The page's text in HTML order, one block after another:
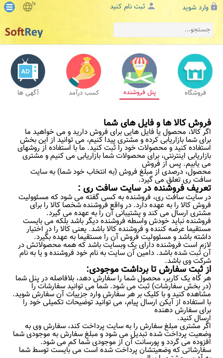
وارد شوید ثبت نام کنید fa
فروشگاه پنل فروشنده کسب درآمد آگهی ها
فروش کالا ها و فایل های شما
اگر کالا، محصول یا فایل هایی برای فروش دارید و می خواهید ما
برای شما بازاریابی کرده و مشتری پیدا کنیم، می توانید از این بخش
استفاده کنید و محصولات خود را ثبت کنید. ما با استفاده از روشهای
بازاریابی اینترنتی، برای محصولات شما بازاریابی می کنیم و مشتری
می یابیم. پس از فروش
محصول، درصدی از مبلغ فروش (به انتخاب خود شما) به سایت
سافت ری تعلق می گیرد.
تعریف فروشنده در سایت سافت ری :
در سایت سافت ری، فروشنده به کسی گفته می شود که مسئوولیت
فروش کالا را به عهده دارد. در واقع فروشنده شخصا کالا را برای
مشتری ارسال می کند و پشتیبانی آن را به عهده می گیرد.
فروشنده نباید خودش واسطه فروشنده دیگر باشد بلکه می بایست
مستقیما عرضه کننده و فروشنده کالا باشد. یعنی کالا را در اختیار
داشته باشد و مسئوولیت فروش آن را مستقیما به عهده بگیرد.
لازم است فروشنده دارای یک وبسایت باشد که همه محصولاتش در
آن ثبت شده باشد. دامین آن سایت به نام خود فروشنده و یا به نام
شرکت وی باشد.
از ثبت سفارش تا برداشت موجودی:
هر گاه یک کاربر، محصول شما را سفارش دهد، بلافاصله در پنل شما
(در بخش سفارشات) ثبت می شود. شما می توانید سفارشات را
مشاهده كنيد و با کلیک بر هر سفارش وارد جزییات آن سفارش شوید.
با استفاده از آیکن ارسال پیام، می توانید توضیحات تکمیلی خود را
برای سفارش دهنده
ارسال کنید.
اگر مشتری مبلغ سفارش را به سایت پرداخت کند، سفارش وی به
وضعیت پرداخت شده تبدیل می شود و مبلغ سفارش به موجودی شما
افزوده می گردد و پورسانت آن از موجودی شما کم می شود.
سفارشاتی که وضعیتشان پرداخت شده است می بایست توسط شما